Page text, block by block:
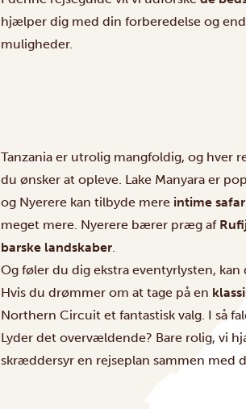
hjælper dig med din forberedelse og
muligheder.
Tanzania er utrolig mangfoldig, og hver
du ønsker at opleve. Lake Manyara er
og Nyerere kan tilbyde mere intime
meget mere. Nyerere bærer præg af
barske landskaber.
Og føler du dig ekstra eventyrlysten, kan
Hvis du drømmer om at tage på en
Northern Circuit et fantastisk valg. I så
Lyder det overvældende? Bare rolig, vi
skræddersyr en rejseplan sammen med